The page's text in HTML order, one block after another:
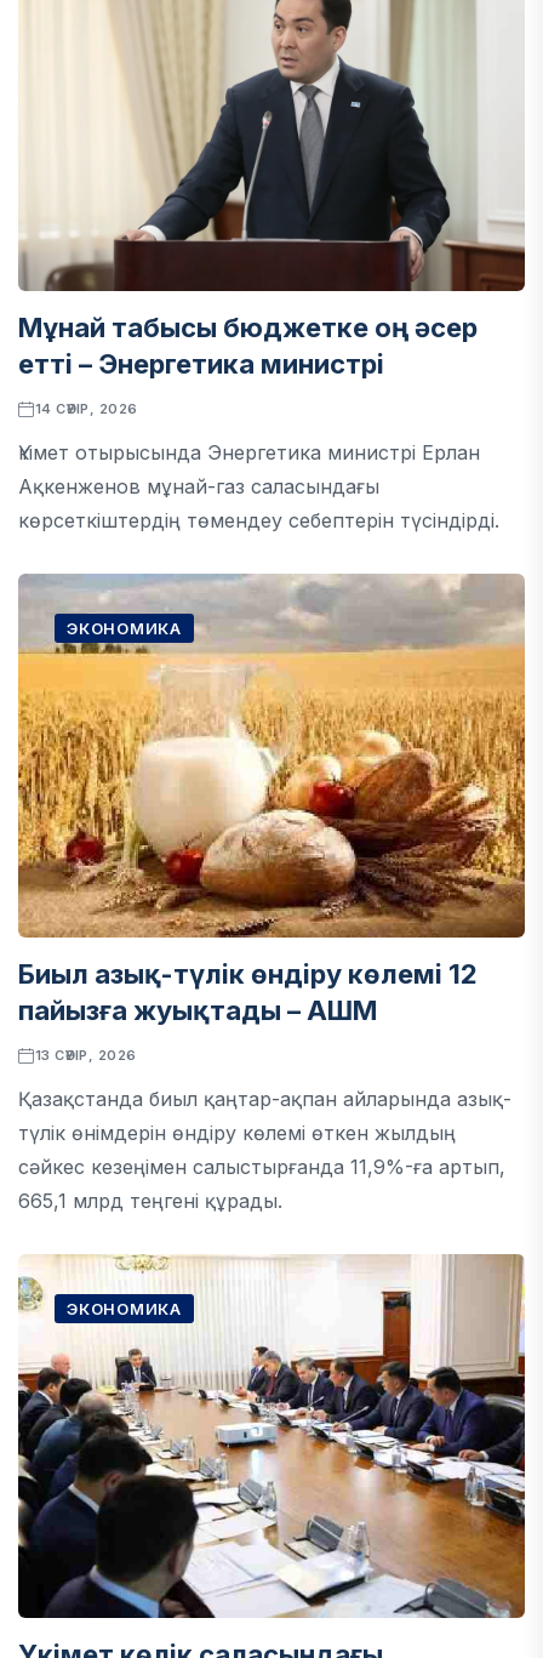
Мұнай табысы бюджетке оң әсер
етті – Энергетика министрі
14 СӘУІР, 2026
Үкімет отырысында Энергетика министрі Ерлан
Ақкенженов мұнай-газ саласындағы
көрсеткіштердің төмендеу себептерін түсіндірді.
ЭКОНОМИКА
Биыл азық-түлік өндіру көлемі 12
пайызға жуықтады – АШМ
13 СӘУІР, 2026
Қазақстанда биыл қаңтар-ақпан айларында азық-
түлік өнімдерін өндіру көлемі өткен жылдың
сәйкес кезеңімен салыстырғанда 11,9%-ға артып,
665,1 млрд теңгені құрады.
ЭКОНОМИКА